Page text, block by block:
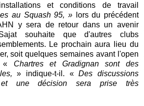
et conditions de travail
au Squash 95, »lors du précédent
y sera de retour dans un avenir
souhaite que d'autres clubs
Le prochain aura lieu du
soit quelques semaines avant l'open
« Chartres et Gradignan sont des
» indique-t-il. «Des discussions
une décision sera prise très